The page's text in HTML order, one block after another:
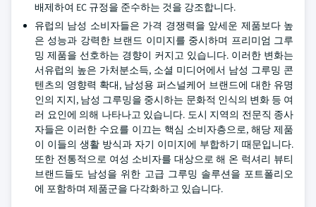
배제하여 EC 규정을 준수하는 것을 강조합니다.
유럽의 남성 소비자들은 가격 경쟁력을 앞세운 제품보다 높
은 성능과 강력한 브랜드 이미지를 중시하며 프리미엄 그루
밍 제품을 선호하는 경향이 커지고 있습니다. 이러한 변화는
서유럽의 높은 가처분소득, 소셜 미디어에서 남성 그루밍 콘
텐츠의 영향력 확대, 남성용 퍼스널케어 브랜드에 대한 유명
인의 지지, 남성 그루밍을 중시하는 문화적 인식의 변화 등 여
러 요인에 의해 나타나고 있습니다. 도시 지역의 전문직 종사
자들은 이러한 수요를 이끄는 핵심 소비자층으로, 해당 제품
이 이들의 생활 방식과 자기 이미지에 부합하기 때문입니다.
또한 전통적으로 여성 소비자를 대상으로 해 온 럭셔리 뷰티
브랜드들도 남성을 위한 고급 그루밍 솔루션을 포트폴리오
에 포함하며 제품군을 다각화하고 있습니다.